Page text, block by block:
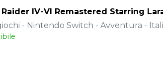
IV-VI Remastered Starring
- Nintendo Switch - Avventura -